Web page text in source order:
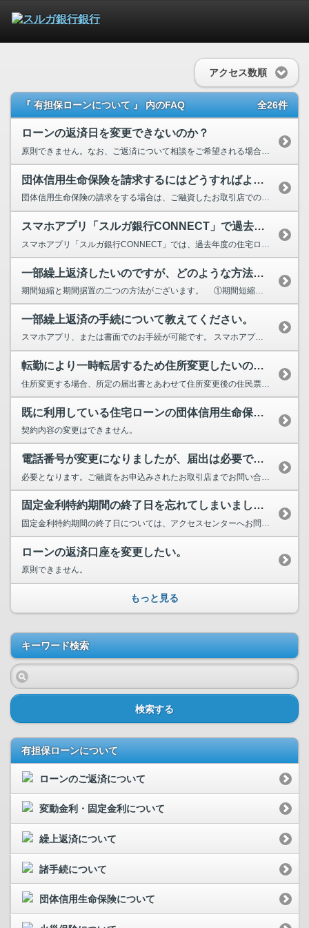
アクセス数順
『 有担保ローンについて 』 内のFAQ 全26件
ローンの返済日を変更できないのか？
原則できません。なお、ご返済について相談をご希望される場合は、アクセスセンターへお問い合わせく...
団体信用生命保険を請求するにはどうすればよいか？
団体信用生命保険の請求をする場合は、ご融資したお取引店での手続が必要となります。（ご提出いただ...
スマホアプリ「スルガ銀行CONNECT」で過去の住宅ローン控除の残高証明書...
一部繰上返済したいのですが、どのような方法がありますか？
期間短縮と期間据置の二つの方法がございます。 ①期間短縮は毎回のご返済金額を変えずに、ご返...
一部繰上返済の手続について教えてください。
スマホアプリ、または書面でのお手続が可能です。 スマホアプリの場合、スマホア...
転勤により一時転居するため住所変更したいのですが、手続はどうすればいいですか？
住所変更する場合、所定の届出書とあわせて住所変更後の住民票をご提出いただきます。また、転居をと...
既に利用している住宅ローンの団体信用生命保険の契約内容を変更したい。
契約内容の変更はできません。
電話番号が変更になりましたが、届出は必要ですか？
固定金利特約期間の終了日を忘れてしまいました。また、更新の手続をするにはど...
固定金利特約期間の終了日については、アクセスセンターへお問い合わせください。 アクセスセンタ...
ローンの返済口座を変更したい。
原則できません。
もっと見る
キーワード検索
検索する
有担保ローンについて
ローンのご返済について
変動金利・固定金利について
繰上返済について
諸手続について
団体信用生命保険について